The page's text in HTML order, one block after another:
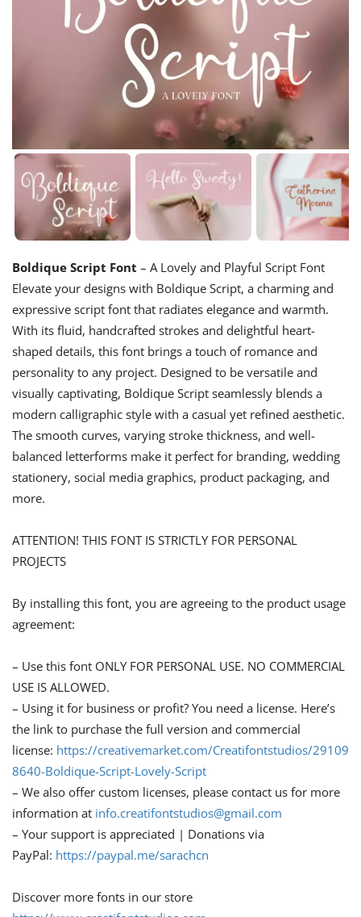
Boldique Script Font – A Lovely and Playful Script Font
Elevate your designs with Boldique Script, a charming and
expressive script font that radiates elegance and warmth.
With its fluid, handcrafted strokes and delightful heart-
shaped details, this font brings a touch of romance and
personality to any project. Designed to be versatile and
visually captivating, Boldique Script seamlessly blends a
modern calligraphic style with a casual yet refined aesthetic.
The smooth curves, varying stroke thickness, and well-
balanced letterforms make it perfect for branding, wedding
stationery, social media graphics, product packaging, and
more.
ATTENTION! THIS FONT IS STRICTLY FOR PERSONAL
PROJECTS
By installing this font, you are agreeing to the product usage
agreement:
– Use this font ONLY FOR PERSONAL USE. NO COMMERCIAL
USE IS ALLOWED.
– Using it for business or profit? You need a license. Here’s
the link to purchase the full version and commercial
license: https://creativemarket.com/Creatifontstudios/29109
8640-Boldique-Script-Lovely-Script
– We also offer custom licenses, please contact us for more
information at info.creatifontstudios@gmail.com
– Your support is appreciated | Donations via
PayPal: https://paypal.me/sarachcn
Discover more fonts in our store